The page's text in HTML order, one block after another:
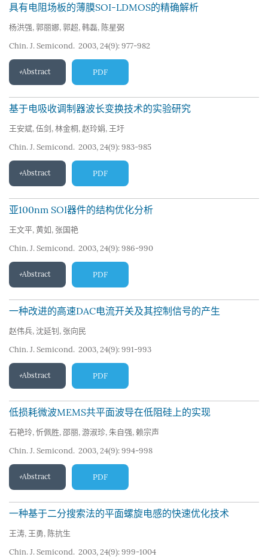
具有电阻场板的薄膜SOI-LDMOS的精确解析
杨洪强, 郭丽娜, 郭超, 韩磊, 陈星弼
Chin. J. Semicond. 2003, 24(9): 977-982
Abstract PDF
基于电吸收调制器波长变换技术的实验研究
王安斌, 伍剑 , 林金桐 , 赵玲娟, 王圩
Chin. J. Semicond. 2003, 24(9): 983-985
Abstract PDF
亚100nm SOI器件的结构优化分析
王文平, 黄如 , 张国艳
Chin. J. Semicond. 2003, 24(9): 986-990
Abstract PDF
一种改进的高速DAC电流开关及其控制信号的产生
赵伟兵, 沈延钊 , 张向民
Chin. J. Semicond. 2003, 24(9): 991-993
Abstract PDF
低损耗微波MEMS共平面波导在低阻硅上的实现
石艳玲, 忻佩胜, 邵丽, 游淑珍, 朱自强, 赖宗声
Chin. J. Semicond. 2003, 24(9): 994-998
Abstract PDF
一种基于二分搜索法的平面螺旋电感的快速优化技术
王涛, 王勇, 陈抗生
Chin. J. Semicond. 2003, 24(9): 999-1004